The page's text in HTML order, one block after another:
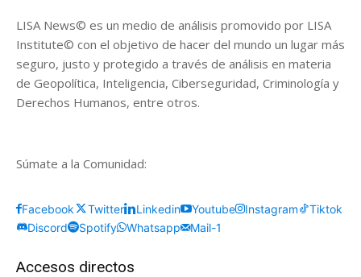
LISA News© es un medio de análisis promovido por LISA
Institute© con el objetivo de hacer del mundo un lugar más
seguro, justo y protegido a través de análisis en materia
de Geopolítica, Inteligencia, Ciberseguridad, Criminología y
Derechos Humanos, entre otros.
Súmate a la Comunidad:
Facebook Twitter Linkedin Youtube Instagram
Tiktok
Discord
Spotify Whatsapp Mail-1
Accesos directos